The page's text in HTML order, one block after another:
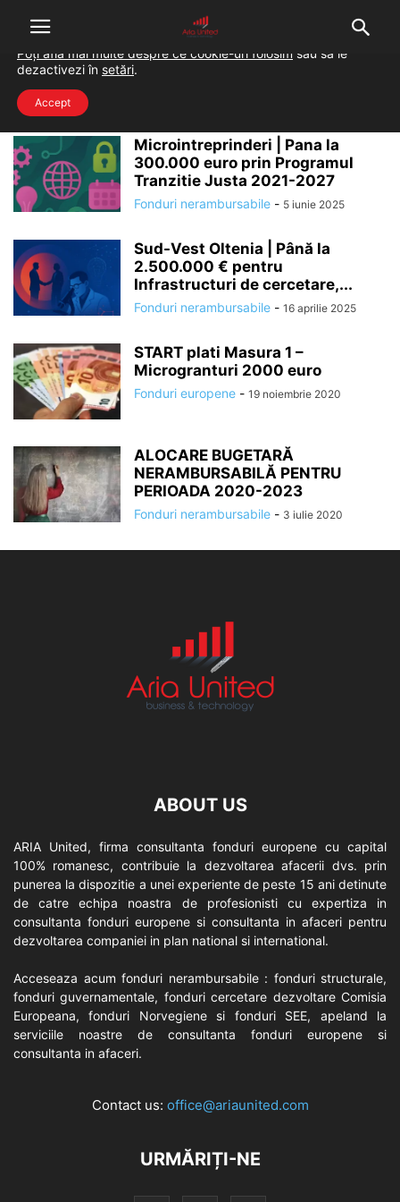
Home Tags Fonduri IMM
fonduri IMM
Microintreprinderi | Pana la
300.000 euro prin Programul
Tranzitie Justa 2021-2027
Fonduri nerambursabile - 5 iunie 2025
Sud-Vest Oltenia | Până la
2.500.000 € pentru
Infrastructuri de cercetare,...
Fonduri nerambursabile - 16 aprilie 2025
START plati Masura 1 –
Microgranturi 2000 euro
Fonduri europene - 19 noiembrie 2020
ALOCARE BUGETARĂ
NERAMBURSABILĂ PENTRU
PERIOADA 2020-2023
Fonduri nerambursabile - 3 iulie 2020
ABOUT US
ARIA United, firma consultanta fonduri europene cu capital
100% romanesc, contribuie la dezvoltarea afacerii dvs. prin
punerea la dispozitie a unei experiente de peste 15 ani detinute
de catre echipa noastra de profesionisti cu expertiza in
consultanta fonduri europene si consultanta in afaceri pentru
dezvoltarea companiei in plan national si international.
Acceseaza acum fonduri nerambursabile : fonduri structurale,
fonduri guvernamentale, fonduri cercetare dezvoltare Comisia
Europeana, fonduri Norvegiene si fonduri SEE, apeland la
serviciile noastre de consultanta fonduri europene si
consultanta in afaceri.
Contact us: office@ariaunited.com
URMĂRIȚI-NE
Folosim cookie-uri pentru a-ți oferi cea mai bună experiență pe
situl nostru.
Poți afla mai multe despre ce cookie-uri folosim sau să le
dezactivezi în setări.
Accept